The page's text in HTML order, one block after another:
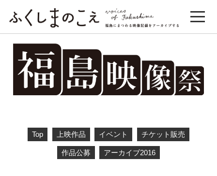
Top 上映作品 イベント チケット販売
作品公募 アーカイブ2016